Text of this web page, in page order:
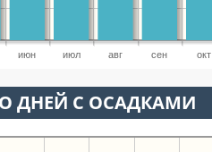
июн июл авг сен окт
ДНЕЙ С ОСАДКАМИ